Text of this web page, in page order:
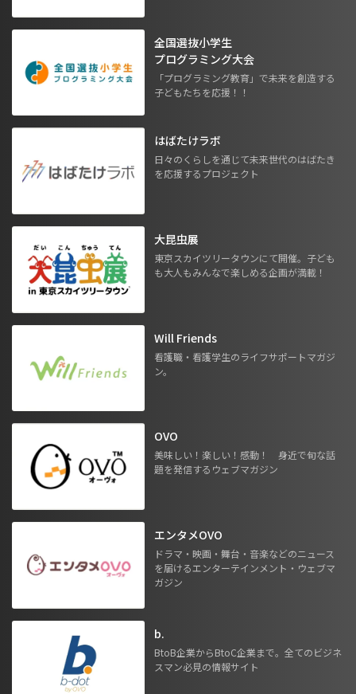
全国選抜小学生
プログラミング大会
「プログラミング教育」で未来を創造する
子どもたちを応援！！
はばたけラボ
日々のくらしを通じて未来世代のはばたき
を応援するプロジェクト
大昆虫展
東京スカイツリータウンにて開催。子ども
も大人もみんなで楽しめる企画が満載！
Will Friends
看護職・看護学生のライフサポートマガジ
ン。
OVO
美味しい！楽しい！感動！ 身近で旬な話
題を発信するウェブマガジン
エンタメOVO
ドラマ・映画・舞台・音楽などのニュース
を届けるエンターテインメント・ウェブマ
ガジン
b.
BtoB企業からBtoC企業まで。全てのビジネ
スマン必見の情報サイト